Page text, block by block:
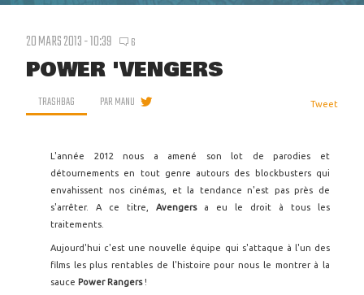
20 MARS 2013 - 10:39 6
POWER 'VENGERS
TRASHBAG PARMANU Tweet
L'année 2012 nous a amené son lot de parodies et
détournements en tout genre autours des blockbusters qui
envahissent nos cinémas, et la tendance n'est pas près de
s'arrêter. A ce titre, Avengers a eu le droit à tous les
traitements.
Aujourd'hui c'est une nouvelle équipe qui s'attaque à l'un des
films les plus rentables de l'histoire pour nous le montrer à la
sauce Power Rangers!